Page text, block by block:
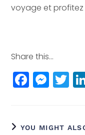
voyage et profitez
Share this...
F
a
e
M
e
e
T
w
e
YOU MIGHT